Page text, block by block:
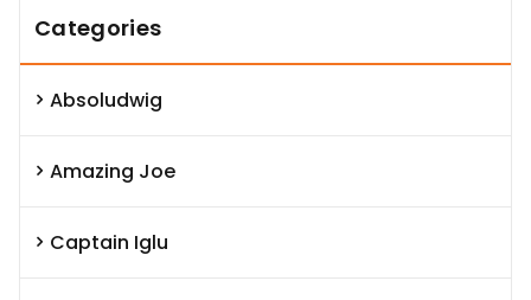
Categories
Absoludwig
Amazing Joe
Captain Iglu